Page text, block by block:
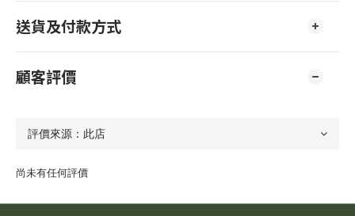
送貨及付款方式
顧客評價
尚未有任何評價